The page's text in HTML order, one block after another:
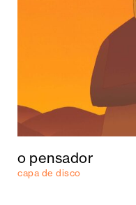
o pensador
capa de disco